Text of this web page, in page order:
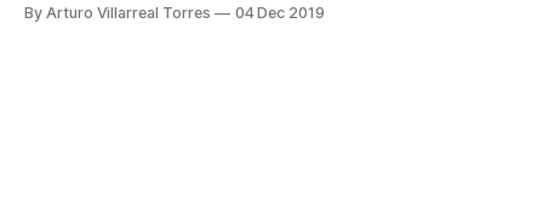
By Arturo Villarreal Torres 04 Dec 2019